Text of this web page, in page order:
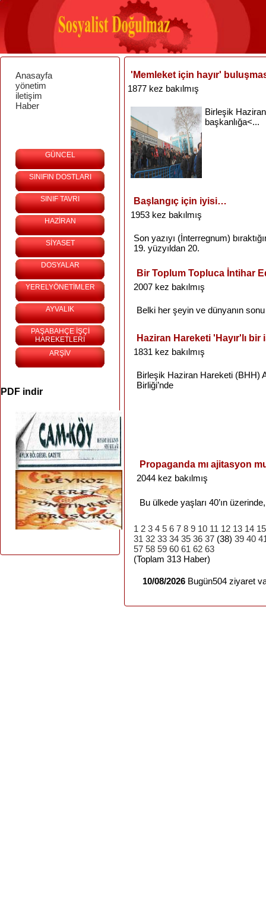
Anasayfa
yönetim
iletişim
Haber
GÜNCEL
SINIFIN DOSTLARI
SINIF TAVRI
HAZİRAN
SİYASET
DOSYALAR
YERELYÖNETİMLER
AYVALIK
PAŞABAHÇE İŞÇİ
HAREKETLERİ
ARŞİV
PDF indir
'Memleket için hayır'
1877 kez bakılmış
Birleşik Haziran
başkanlığa<...
Başlangıç için iyisi…
1953 kez bakılmış
Son yazıyı (İnterregnum)
19. yüzyıldan 20.
Bir Toplum Topluca İntihar
2007 kez bakılmış
Belki her şeyin ve dünyanın sonu
Haziran Hareketi 'Hayır'lı bir
1831 kez bakılmış
Birleşik Haziran Hareketi (BHH)
Birliği’nde
Propaganda mı ajitasyon
2044 kez bakılmış
Bu ülkede yaşları 40’ın üzerinde
1 2 3 4 5 6 7 8 9 10 11 12 13 14 15
31 32 33 34 35 36 37 (38) 39 40
57 58 59 60 61 62 63
(Toplam 313 Haber)
10/08/2026 Bugün504 ziyaret